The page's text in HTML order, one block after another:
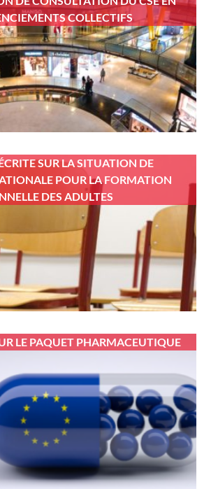
COLLECTIFS
SUR LA SITUATION DE
POUR LA FORMATION
DES ADULTES
LE PAQUET PHARMACEUTIQUE